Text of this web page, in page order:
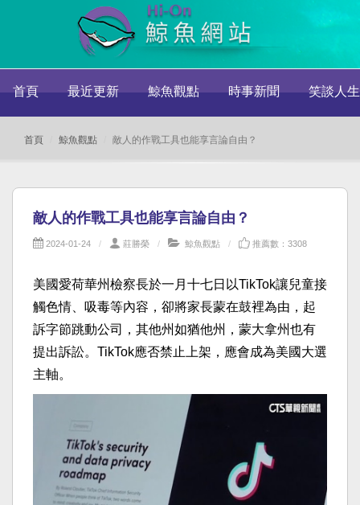
首頁 最近更新 鯨魚觀點 時事新聞 笑談人生
首頁 鯨魚觀點 敵人的作戰工具也能享言論自由？
敵人的作戰工具也能享言論自由？
2024-01-24 莊勝榮 鯨魚觀點 推薦數：3308
美國愛荷華州檢察長於一月十七日以TikTok讓兒童接
觸色情、吸毒等內容，卻將家長蒙在鼓裡為由，起
訴字節跳動公司，其他州如猶他州，蒙大拿州也有
提出訴訟。TikTok應否禁止上架，應會成為美國大選
主軸。